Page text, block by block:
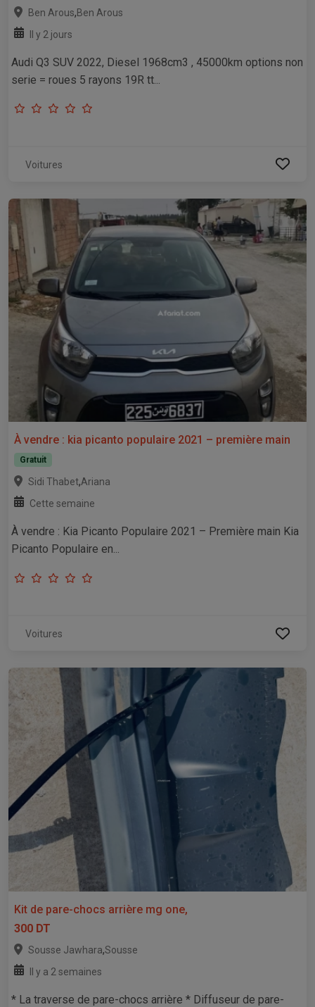
Ben Arous,Ben Arous
Il y 2 jours
Audi Q3 SUV 2022, Diesel 1968cm3 , 45000km options non
serie = roues 5 rayons 19R tt...
Voitures
À vendre : kia picanto populaire 2021 – première main
Gratuit
Sidi Thabet,Ariana
Cette semaine
À vendre : Kia Picanto Populaire 2021 – Première main Kia
Picanto Populaire en...
Voitures
Kit de pare-chocs arrière mg one,
300 DT
Sousse Jawhara,Sousse
Il y a 2 semaines
* La traverse de pare-chocs arrière * Diffuseur de pare-